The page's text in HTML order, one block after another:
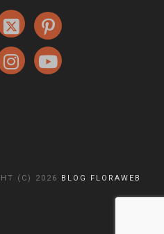
(C) 2026 BLOG FLORAWEB